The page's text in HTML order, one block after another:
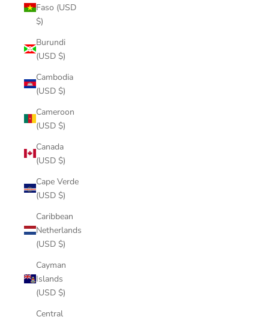
Faso (USD
$)
Burundi
(USD $)
Cambodia
(USD $)
Cameroon
(USD $)
Canada
(USD $)
Cape Verde
(USD $)
Caribbean
Netherlands
(USD $)
Cayman
Islands
(USD $)
Central